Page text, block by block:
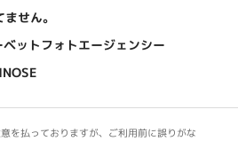
せん。
ットフォトエージェンシー
を払っておりますが、ご利用前に誤りがな